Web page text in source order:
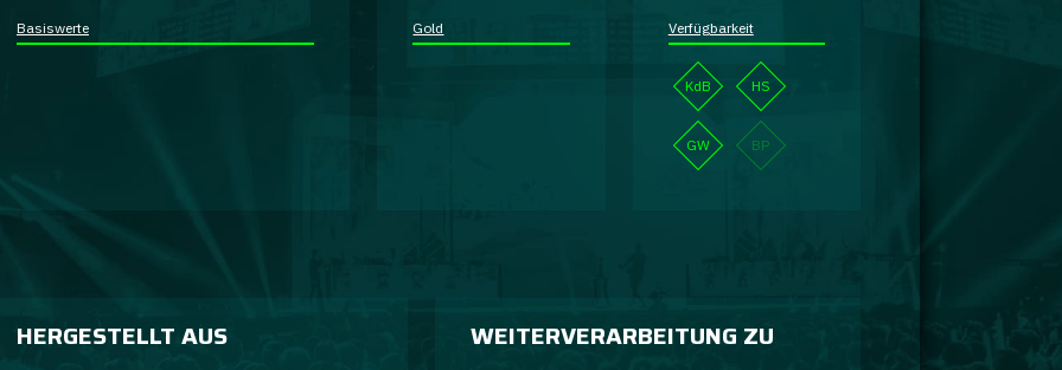
Basiswerte Gold Verfügbarkeit
KdB HS
GW BP
HERGESTELLT AUS WEITERVERARBEITUNG ZU